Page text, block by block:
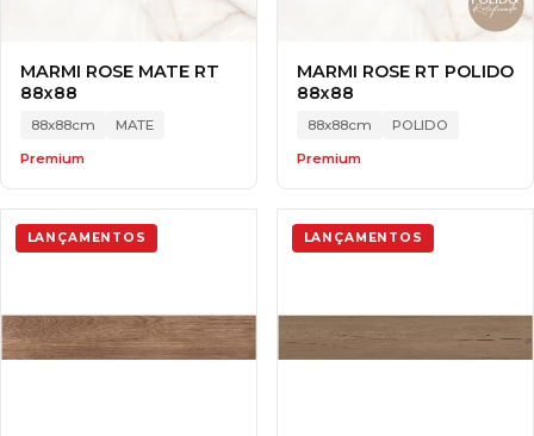
MARMI ROSE MATE RT
88x88
88x88cm
MATE
Premium
MARMI ROSE RT POLIDO
88x88
88x88cm
POLIDO
Premium
LANÇAMENTOS LANÇAMENTOS